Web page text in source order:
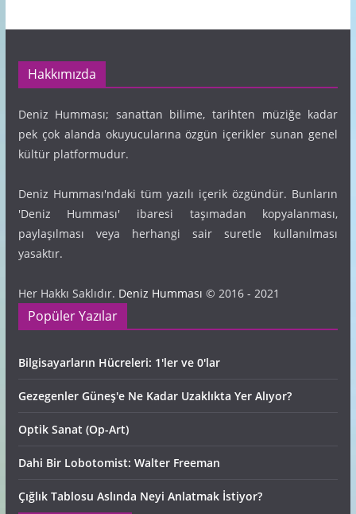
Hakkımızda
Deniz Humması; sanattan bilime, tarihten müziğe kadar
pek çok alanda okuyucularına özgün içerikler sunan genel
kültür platformudur.
Deniz Humması'ndaki tüm yazılı içerik özgündür. Bunların
'Deniz Humması' ibaresi taşımadan kopyalanması,
paylaşılması veya herhangi sair suretle kullanılması
yasaktır.
Her Hakkı Saklıdır. Deniz Humması © 2016 - 2021
Popüler Yazılar
Bilgisayarların Hücreleri: 1'ler ve 0'lar
Gezegenler Güneş'e Ne Kadar Uzaklıkta Yer Alıyor?
Optik Sanat (Op-Art)
Dahi Bir Lobotomist: Walter Freeman
Çığlık Tablosu Aslında Neyi Anlatmak İstiyor?